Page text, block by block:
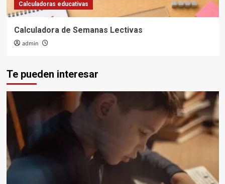
Calculadoras educativas
Calculadora de Semanas Lectivas
admin
Te pueden interesar